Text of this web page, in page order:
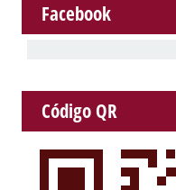
Facebook
Código QR